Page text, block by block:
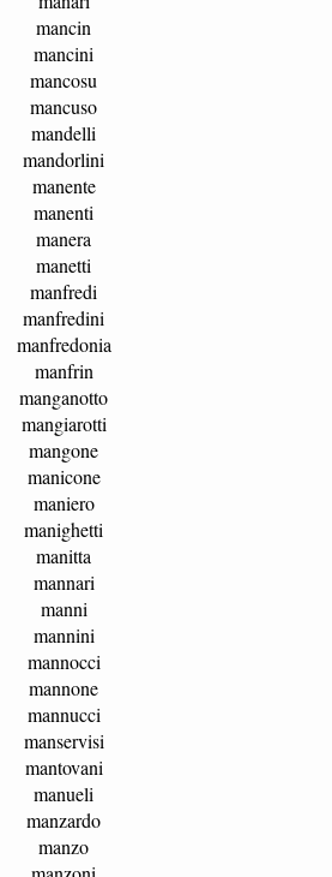
mancin
mancini
mancosu
mancuso
mandelli
mandorlini
manente
manenti
manera
manetti
manfredi
manfredini
manfredonia
manfrin
manganotto
mangiarotti
mangone
manicone
maniero
manighetti
manitta
mannari
manni
mannini
mannocci
mannone
mannucci
manservisi
mantovani
manueli
manzardo
manzo